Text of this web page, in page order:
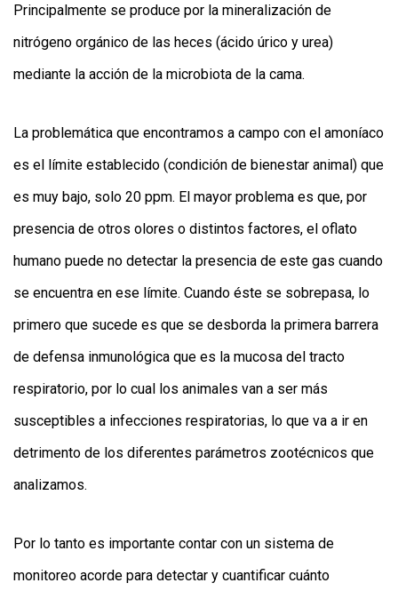
Principalmente se produce por la mineralización de
nitrógeno orgánico de las heces (ácido úrico y urea)
mediante la acción de la microbiota de la cama.
La problemática que encontramos a campo con el amoníaco
es el límite establecido (condición de bienestar animal) que
es muy bajo, solo 20 ppm. El mayor problema es que, por
presencia de otros olores o distintos factores, el oflato
humano puede no detectar la presencia de este gas cuando
se encuentra en ese límite. Cuando éste se sobrepasa, lo
primero que sucede es que se desborda la primera barrera
de defensa inmunológica que es la mucosa del tracto
respiratorio, por lo cual los animales van a ser más
susceptibles a infecciones respiratorias, lo que va a ir en
detrimento de los diferentes parámetros zootécnicos que
analizamos.
Por lo tanto es importante contar con un sistema de
monitoreo acorde para detectar y cuantificar cuánto